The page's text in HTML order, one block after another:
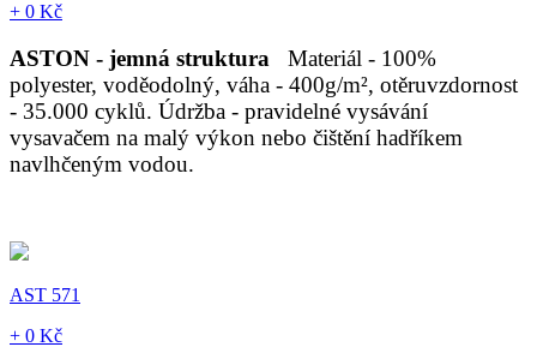
+ 0 Kč
ASTON - jemná struktura
Materiál - 100%
polyester, voděodolný, váha - 400g/m², otěruvzdornost
- 35.000 cyklů. Údržba - pravidelné vysávání
vysavačem na malý výkon nebo čištění hadříkem
navlhčeným vodou.
AST 571
+ 0 Kč